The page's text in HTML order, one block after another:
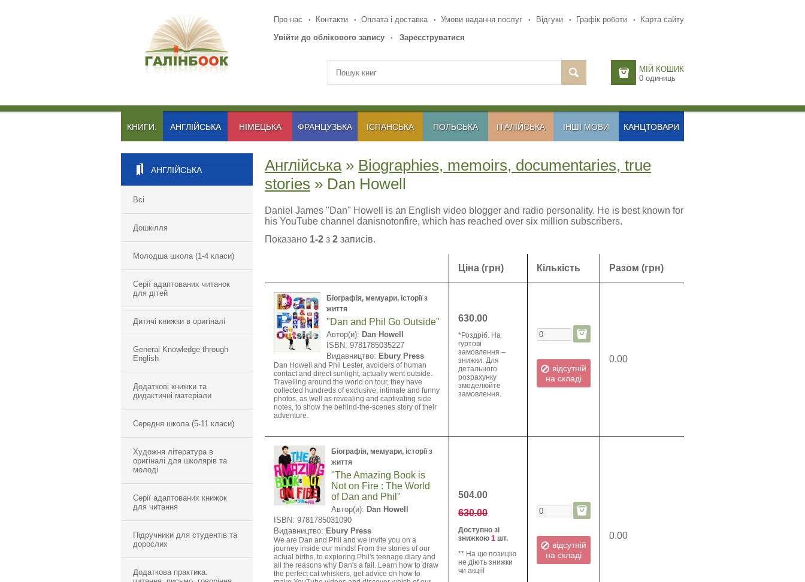
Про нас Контакти Оплата і доставка Умови надання послуг Відгуки Графік роботи
Карта сайту
Увійти до облікового запису
Зареєструватися
МІЙ КОШИК
0 одиниць
КНИГИ: АНГЛІЙСЬКА НІМЕЦЬКА ФРАНЦУЗЬКА ІСПАНСЬКА ПОЛЬСЬКА ІТАЛІЙСЬКА ІНШІ МОВИ КАНЦТОВАРИ
АНГЛІЙСЬКА
Всі
Дошкілля
Молодша школа (1-4 класи)
Серії адаптованих читанок
для дітей
Дитячі книжки в оригіналі
General Knowledge through
English
Додаткові книжки та
дидактичні матеріали
Середня школа (5-11 класи)
Художня література в
оригіналі для школярів та
молоді
Серії адаптованих книжок
для читання
Підручники для студентів та
дорослих
Додаткова практика:
Англійська» Biographies, memoirs, documentaries, true
stories » Dan Howell
Daniel James "Dan" Howell is an English video blogger and radio personality. He is best known for
his YouTube channel danisnotonfire, which has reached over six million subscribers.
Показано 1-2 з 2 записів.
Ціна (грн) Кількість Разом (грн)
Біографія, мемуари, історії з
життя
"Dan and Phil Go Outside"
Автор(и): Dan Howell
ISBN: 9781785035227
Видавництво: Ebury Press
Dan Howell and Phil Lester, avoiders of human
contact and direct sunlight, actually went outside.
Travelling around the world on tour, they have
collected hundreds of exclusive, intimate and funny
photos, as well as revealing and captivating side
notes, to show the behind-the-scenes story of their
adventure.
630.00
*Роздріб. На
гуртові
замовлення –
знижки. Для
детального
розрахунку
змоделюйте
замовлення.
відсутній
на складі
0.00
Біографія, мемуари, історії з
життя
"The Amazing Book is
Not on Fire : The World
of Dan and Phil"
Автор(и): Dan Howell
ISBN: 9781785031090
Видавництво: Ebury Press
We are Dan and Phil and we invite you on a
journey inside our minds! From the stories of our
actual births, to exploring Phil's teenage diary and
all the reasons why Dan's a fail. Learn how to draw
the perfect cat whiskers, get advice on how to
504.00
630.00
Доступно зі
знижкою 1 шт.
** На цю позицію
не діють знижки
чи акції!
відсутній
на складі
0.00